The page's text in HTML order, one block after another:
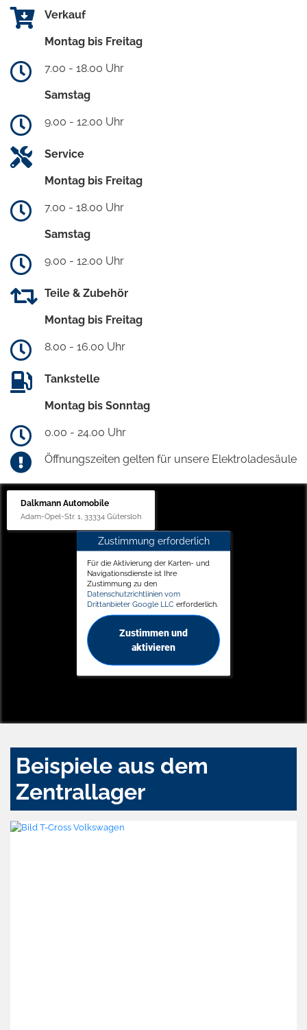
Verkauf
Montag bis Freitag
7.00 - 18.00 Uhr
Samstag
9.00 - 12.00 Uhr
Service
Montag bis Freitag
7.00 - 18.00 Uhr
Samstag
9.00 - 12.00 Uhr
Teile & Zubehör
Montag bis Freitag
8.00 - 16.00 Uhr
Tankstelle
Montag bis Sonntag
0.00 - 24.00 Uhr
Öffnungszeiten gelten für unsere Elektroladesäule
Dalkmann Automobile
Adam-Opel-Str. 1, 33334 Gütersloh
Zustimmung erforderlich
Für die Aktivierung der Karten- und
Navigationsdienste ist Ihre
Zustimmung zu den
Datenschutzrichtlinien vom
Drittanbieter Google LLC erforderlich.
Zustimmen und
aktivieren
Beispiele aus dem
Zentrallager